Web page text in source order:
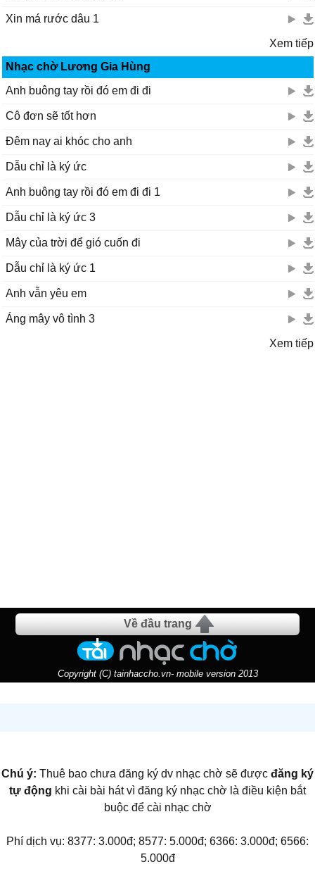
Xin má rước dâu 1
Xem tiếp
Nhạc chờ Lương Gia Hùng
Anh buông tay rồi đó em đi đi
Cô đơn sẽ tốt hơn
Đêm nay ai khóc cho anh
Dẫu chỉ là ký ức
Anh buông tay rồi đó em đi đi 1
Dẫu chỉ là ký ức 3
Mây của trời để gió cuốn đi
Dẫu chỉ là ký ức 1
Anh vẫn yêu em
Áng mây vô tình 3
Xem tiếp
Về đầu trang
Copyright (C) tainhaccho.vn- mobile version 2013
Chú ý: Thuê bao chưa đăng ký dv nhạc chờ sẽ được đăng ký
tự động khi cài bài hát vì đăng ký nhạc chờ là điều kiện bắt
buộc để cài nhạc chờ
Phí dịch vụ: 8377: 3.000đ; 8577: 5.000đ; 6366: 3.000đ; 6566:
5.000đ